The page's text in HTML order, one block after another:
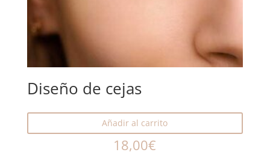
Diseño de cejas
Añadir al carrito
18,00€